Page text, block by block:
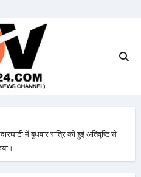
में बुधवार रात्रि को हुई अतिवृष्टि से